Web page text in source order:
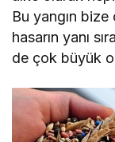
Bu yangın
hasarın yanı
de çok büyük